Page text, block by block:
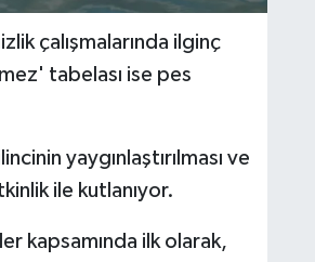
çalışmalarında ilginç
tabelası ise pes
yaygınlaştırılması ve
ile kutlanıyor.
kapsamında ilk olarak,